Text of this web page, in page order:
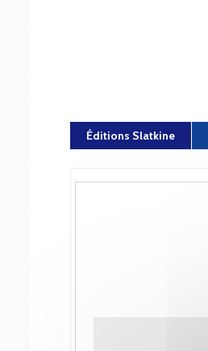
Éditions Slatkine